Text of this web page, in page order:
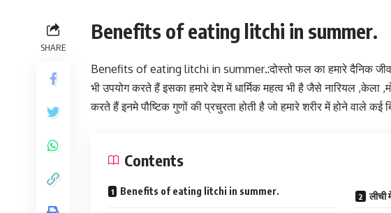
SHARE
Benefits of eating litchi in summer.
Benefits of eating litchi in summer.:दोस्तो फल का हमारे दैनिक
भी उपयोग करते हैं इसका हमारे देश में धार्मिक महत्व भी है जैसे नारियल
करते हैं इनमे पौष्टिक गुणों की प्रचुरता होती है जो हमारे शरीर में होने वाले कई
Contents
Benefits of eating litchi in summer. लीची